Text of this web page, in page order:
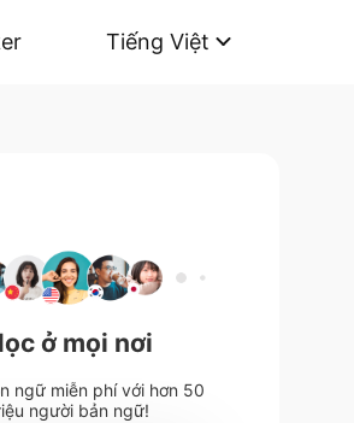
Tiếng Việt
ở mọi nơi
ngữ miễn phí với hơn 50
người bản ngữ!